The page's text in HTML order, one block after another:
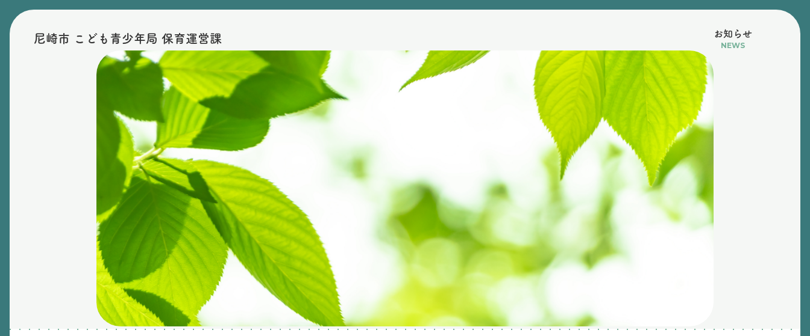
尼崎市 こども青少年局 保育運営課 お知らせ
NEWS